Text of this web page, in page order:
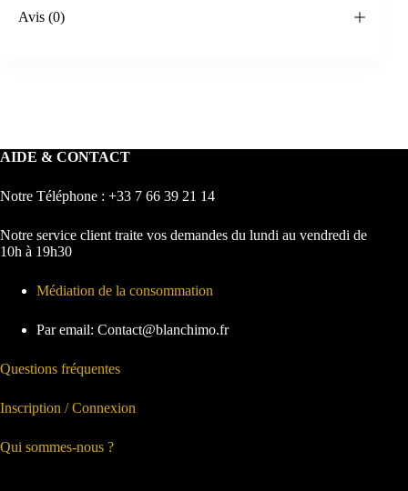
Avis (0)
AIDE & CONTACT
Notre Téléphone : +33 7 66 39 21 14
Notre service client traite vos demandes du lundi au vendredi de
10h à 19h30
Médiation de la consommation
Par email: Contact@blanchimo.fr
Questions fréquentes
Inscription / Connexion
Qui sommes-nous ?